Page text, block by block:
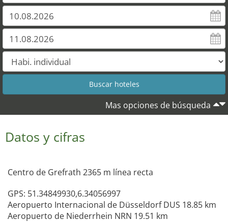
Mas opciones de búsqueda
Datos y cifras
Centro de Grefrath 2365 m línea recta
GPS: 51.34849930,6.34056997
Aeropuerto Internacional de Düsseldorf DUS 18.85 km
Aeropuerto de Niederrhein NRN 19.51 km